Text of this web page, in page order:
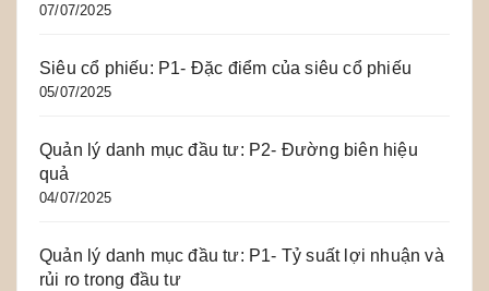
07/07/2025
Siêu cổ phiếu: P1- Đặc điểm của siêu cổ phiếu
05/07/2025
Quản lý danh mục đầu tư: P2- Đường biên hiệu
quả
04/07/2025
Quản lý danh mục đầu tư: P1- Tỷ suất lợi nhuận và
rủi ro trong đầu tư